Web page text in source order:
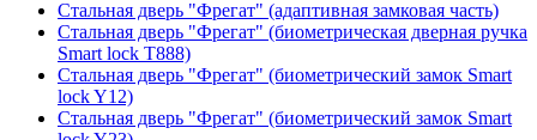
Стальная дверь "Фрегат" (адаптивная замковая часть)
Стальная дверь "Фрегат" (биометрическая дверная ручка
Smart lock T888)
Стальная дверь "Фрегат" (биометрический замок Smart
lock Y12)
Стальная дверь "Фрегат" (биометрический замок Smart